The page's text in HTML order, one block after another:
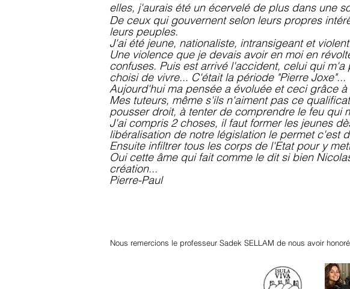
elles, j'aurais été un écervelé de plus dans une
De ceux qui gouvernent selon leurs propres
leurs peuples.
J'ai été jeune, nationaliste, intransigeant et
Une violence que je devais avoir en moi en
confuses. Puis est arrivé l'accident, celui qui
choisi de vivre... C'était la période "Pierre Joxe"...
Aujourd'hui ma pensée a évoluée et ceci grâce
Mes tuteurs, même s'ils n'aiment pas ce
pousser droit, à tenter de comprendre le feu qui
J'ai compris 2 choses, il faut former les jeunes
libéralisation de notre législation le permet c'est
Ensuite infiltrer tous les corps de l'Etat pour y
Oui cette âme qui fait comme le dit si bien
création...
Pierre-Paul
Nous remercions le professeur Sadek SELLAM de nous avoir